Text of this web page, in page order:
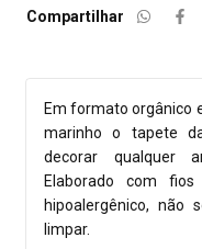
Compartilhar
Em formato orgânico
marinho o tapete
decorar qualquer
Elaborado com
hipoalergênico,
limpar.